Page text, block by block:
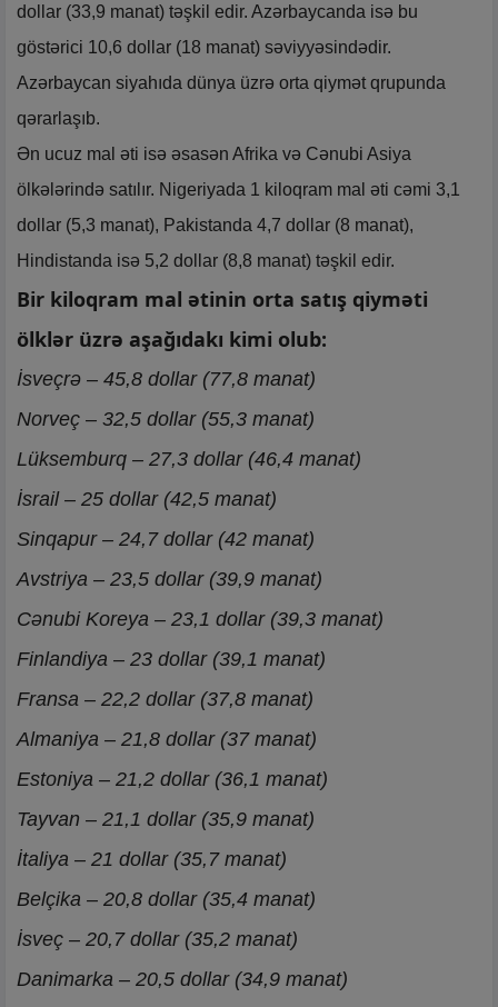
dollar (33,9 manat) təşkil edir. Azərbaycanda isə bu
göstərici 10,6 dollar (18 manat) səviyyəsindədir.
Azərbaycan siyahıda dünya üzrə orta qiymət qrupunda
qərarlaşıb.
Ən ucuz mal əti isə əsasən Afrika və Cənubi Asiya
ölkələrində satılır. Nigeriyada 1 kiloqram mal əti cəmi 3,1
dollar (5,3 manat), Pakistanda 4,7 dollar (8 manat),
Hindistanda isə 5,2 dollar (8,8 manat) təşkil edir.
Bir kiloqram mal ətinin orta satış qiyməti
ölklər üzrə aşağıdakı kimi olub:
İsveçrə – 45,8 dollar (77,8 manat)
Norveç – 32,5 dollar (55,3 manat)
Lüksemburq – 27,3 dollar (46,4 manat)
İsrail – 25 dollar (42,5 manat)
Sinqapur – 24,7 dollar (42 manat)
Avstriya – 23,5 dollar (39,9 manat)
Cənubi Koreya – 23,1 dollar (39,3 manat)
Finlandiya – 23 dollar (39,1 manat)
Fransa – 22,2 dollar (37,8 manat)
Almaniya – 21,8 dollar (37 manat)
Estoniya – 21,2 dollar (36,1 manat)
Tayvan – 21,1 dollar (35,9 manat)
İtaliya – 21 dollar (35,7 manat)
Belçika – 20,8 dollar (35,4 manat)
İsveç – 20,7 dollar (35,2 manat)
Danimarka – 20,5 dollar (34,9 manat)